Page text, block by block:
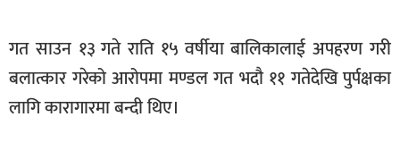
अन्य
समाज
शिक्षा
गत साउन १३ गते राति १५ वर्षीया बालिकालाई अपहरण गरी
बलात्कार गरेको आरोपमा मण्डल गत भदौ ११ गतेदेखि पुर्पक्षका
लागि कारागारमा बन्दी थिए।